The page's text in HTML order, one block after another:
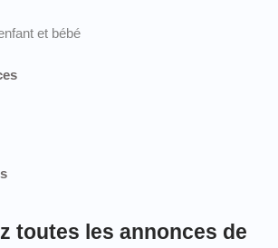
et bébé
toutes les annonces de